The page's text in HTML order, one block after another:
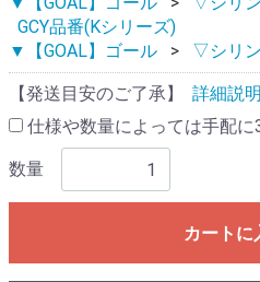
GCY品番(Kシリーズ)
▼【GOAL】ゴール
▽シリ
【発送目安のご了承】
詳細説明
仕様や数量によっては手配
数量
カートに